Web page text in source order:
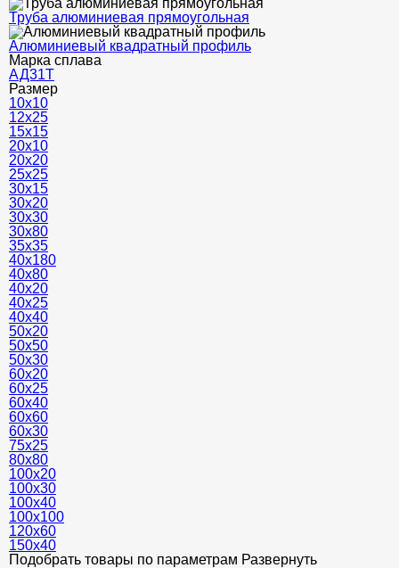
Труба алюминиевая прямоугольная
Алюминиевый квадратный профиль
Марка сплава
АД31Т
Размер
10x10
12x25
15х15
20х10
20х20
25х25
30х15
30х20
30х30
30х80
35х35
40х180
40х80
40х20
40х25
40х40
50х20
50х50
50х30
60х20
60х25
60х40
60х60
60х30
75х25
80х80
100х20
100х30
100х40
100х100
120х60
150х40
Подобрать товары по параметрам Развернуть